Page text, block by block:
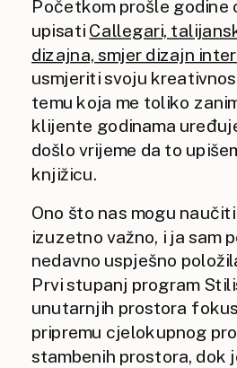
Početkom prošle godine
upisati Callegari,
dizajna, smjer dizajn
usmjeriti svoju
temu koja me toliko
klijente godinama
došlo vrijeme da to
knjižicu.
Ono što nas mogu
izuzetno važno, i ja sam
nedavno uspješno
Prvi stupanj program
unutarnjih prostora
pripremu cjelokupnog
stambenih prostora, dok